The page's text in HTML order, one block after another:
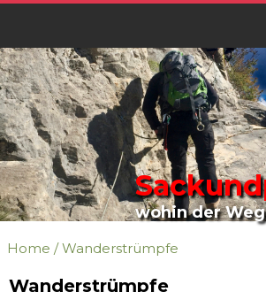
wohin der
Home /Wanderstrümpfe
Wanderstrümpfe